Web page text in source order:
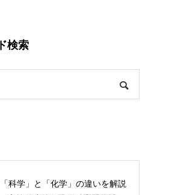
検索
「科学」と「化学」の違いを解説